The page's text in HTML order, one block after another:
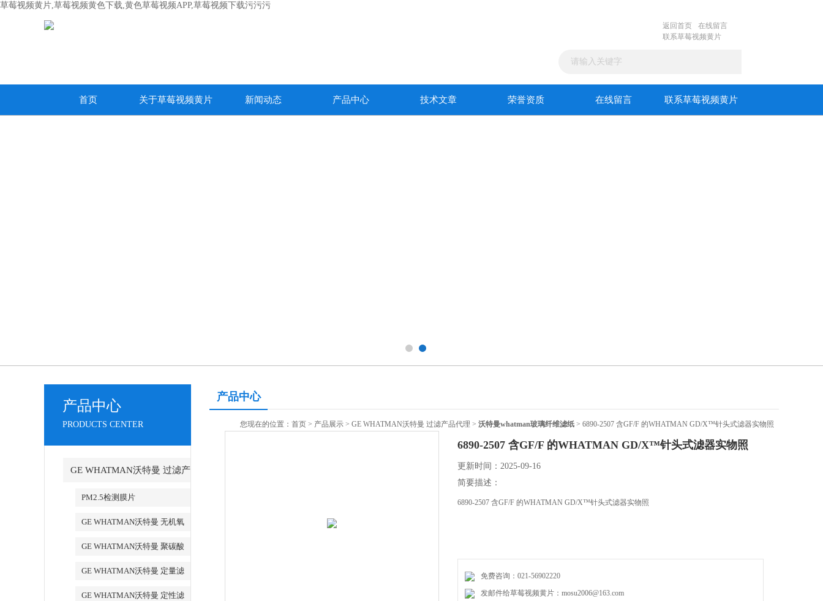
草莓视频黄片,草莓视频黄色下载,黄色草莓视频APP,草莓视频下载污污污
返回首页
在线留言
联系草莓视频黄片
首页 关于草莓视频黄片 新闻动态 产品中心 技术文章 荣誉资质 在线留言 联系草莓视频黄片
产品中心
PRODUCTS CENTER
GE WHATMAN沃特曼 过滤产
品代理PM2.5检测膜片
GE WHATMAN沃特曼 无机氧
GE WHATMAN沃特曼 聚碳酸
GE WHATMAN沃特曼 定量滤
GE WHATMAN沃特曼 定性滤
产品中心
您现在的位置： 首页 > 产品展示 > GE WHATMAN沃特曼 过滤产品代理 > 沃特曼whatman玻璃纤维滤纸 > 6890-2507 含GF/F 的WHATMAN GD/X™针头式滤器实物照
6890-2507 含GF/F 的WHATMAN GD/X™针头式滤器实物照
更新时间：2025-09-16
简要描述：
6890-2507 含GF/F 的WHATMAN GD/X™针头式滤器实物照
免费咨询：021-56902220
发邮件给草莓视频黄片：mosu2006@163.com